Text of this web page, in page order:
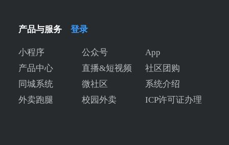
产品与服务 登录
小程序 公众号
App
产品中心
直播&短视频
社区团购
同城系统
微社区
系统介绍
外卖跑腿
校园外卖 ICP许可证办理